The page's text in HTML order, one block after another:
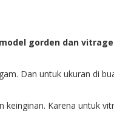
model gorden dan
Dan untuk ukuran di
Karena untuk